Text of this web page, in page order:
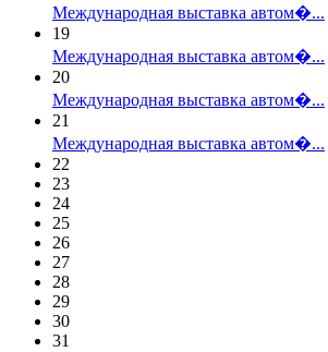
Международная выставка автом�...
19
Международная выставка автом�...
20
Международная выставка автом�...
21
Международная выставка автом�...
22
23
24
25
26
27
28
29
30
31